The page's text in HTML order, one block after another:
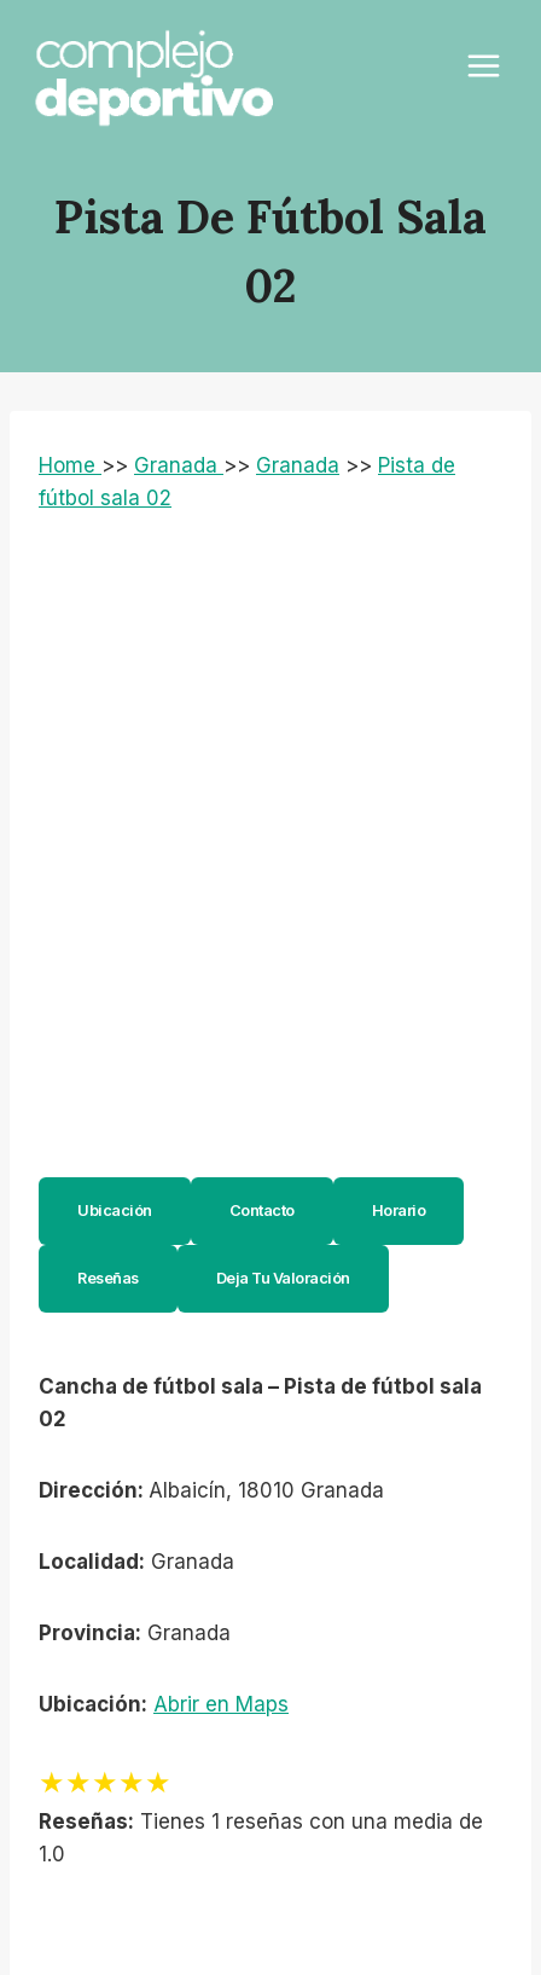
contenido
Pista De Fútbol Sala
02
Home >> Granada >> Granada >> Pista de
fútbol sala 02
Ubicación Contacto Horario
Reseñas Deja Tu Valoración
Cancha de fútbol sala – Pista de fútbol sala
02
Dirección: Albaicín, 18010 Granada
Localidad: Granada
Provincia: Granada
Ubicación: Abrir en Maps
★★★★★
Reseñas: Tienes 1 reseñas con una media de
1.0